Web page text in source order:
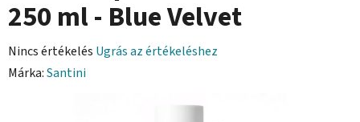
250 ml - Blue Velvet
A
termék
Nincs értékelés Ugrás az értékeléshez
Márka:Santini